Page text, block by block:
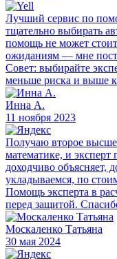
Лучший сервис по
тщательно выбирать
помощь не может
ожиданиям — мне
Совет: выбирайте
меньше риска и выше
Инна А.
11 ноября 2023
Получаю второе
математике, и
доходчиво объясняет,
укладываемся, по
Помощь эксперта в
перед защитой.
Москаленко Татьяна
30 мая 2024